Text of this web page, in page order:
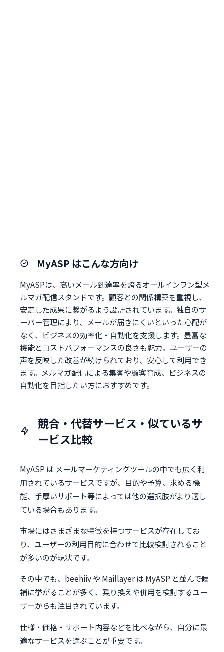
MyASP はこんな方向け
MyASPは、高いメール到達率を誇るオールインワン型メ
ルマガ配信スタンドです。顧客との関係構築を重視し、
安定した成果に繋がるよう設計されています。独自のサ
ーバー管理により、メールが届きにくいといった心配が
なく、ビジネスの効率化・自動化を支援します。豊富な
機能とコストパフォーマンスの良さも魅力。ユーザーの
声を反映した改善が続けられており、安心して利用でき
ます。メルマガ配信による集客や顧客育成、ビジネスの
自動化を目指したい方におすすめです。
競合・代替サービス・似ているサ
ービス比較
MyASP は メールマーケティングツールの中でも広く利
用されているサービスですが、目的や予算、求める機
能、手厚いサポート等によっては他の選択肢がより適し
ている場合もあります。
市場にはさまざまな特徴を持つサービスが存在してお
り、ユーザーの利用目的に合わせて比較検討されること
が多いのが現状です。
その中でも、beehiiv や Maillayer は MyASP と並んで候
補に挙がることが多く、乗り換えや併用を検討するユー
ザーからも注目されています。
仕様・価格・サポート内容などを比べながら、自分に最
適なサービスを選ぶことが重要です。